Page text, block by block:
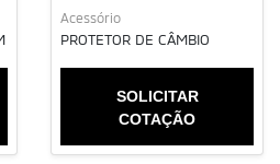
Acessório
PROTETOR DE CÂMBIO
SOLICITAR
COTAÇÃO